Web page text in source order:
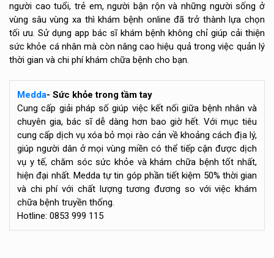
người cao tuổi, trẻ em, người bận rộn và những người sống ở
vùng sâu vùng xa thì khám bệnh online đã trở thành lựa chọn
tối ưu. Sử dụng app bác sĩ khám bệnh không chỉ giúp cải thiện
sức khỏe cá nhân mà còn nâng cao hiệu quả trong việc quản lý
thời gian và chi phí khám chữa bệnh cho bạn.
Medda- Sức khỏe trong tầm tay
Cung cấp giải pháp số giúp việc kết nối giữa bệnh nhân và
chuyên gia, bác sĩ dễ dàng hơn bao giờ hết. Với mục tiêu
cung cấp dịch vụ xóa bỏ mọi rào cản về khoảng cách địa lý,
giúp người dân ở mọi vùng miền có thể tiếp cận được dịch
vụ y tế, chăm sóc sức khỏe và khám chữa bệnh tốt nhất,
hiện đại nhất. Medda tự tin góp phần tiết kiệm 50% thời gian
và chi phí với chất lượng tương đương so với việc khám
chữa bệnh truyền thống.
Hotline: 0853 999 115